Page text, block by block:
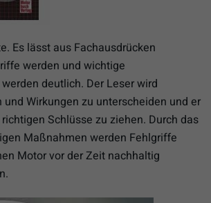
Es lässt aus Fachausdrücken
werden und wichtige
deutlich. Der Leser wird
Wirkungen zu unterscheiden und er
Schlüsse zu ziehen. Durch das
Maßnahmen werden Fehlgriffe
Motor vor der Zeit nachhaltig